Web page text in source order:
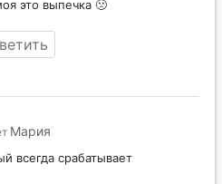
это выпечка 🙁
Мария
всегда срабатывает